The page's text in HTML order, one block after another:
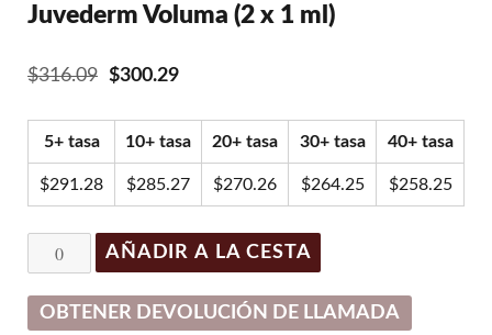
Juvederm Voluma (2 x 1 ml)
$316.09
El
original
era:
$316.09.
$300.29
actual
es:
$300.29.
5+ tasa 10+ tasa 20+ tasa 30+ tasa 40+ tasa
$291.28 $285.27 $270.26 $264.25 $258.25
Juvederm
Voluma
(2
AÑADIR A LA CESTA
OBTENER DEVOLUCIÓN DE LLAMADA